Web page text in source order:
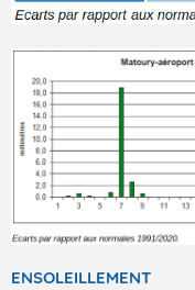
ENSOLEILLEMENT